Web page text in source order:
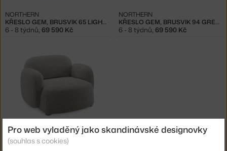
KŘESLO GEM, BRUSVIK 65 LIGHT BROWN
NORTHERN
6 - 8 týdnů, 69 590 Kč
KŘESLO GEM, BRUSVIK 94 GREY BLUE
NORTHERN
6 - 8 týdnů, 69 590 Kč
KŘESLO GEM, MOSS 11 BEIGE
NORTHERN
Pro web vyladěný jako skandinávské designovky
(souhlas s cookies)